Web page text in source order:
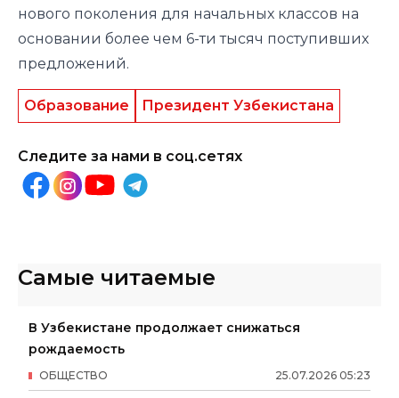
нового поколения для начальных классов на
основании более чем 6-ти тысяч поступивших
предложений.
Образование Президент Узбекистана
Следите за нами в соц.сетях
Самые читаемые
В Узбекистане продолжает снижаться
рождаемость
25.07.2026 05:23
ОБЩЕСТВО